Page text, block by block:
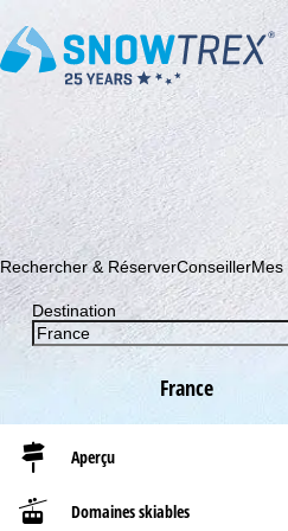
Abonnez-vous à notre
Rechercher & RéserverConseillerMes
Destination
France
Aperçu
Domaines skiables